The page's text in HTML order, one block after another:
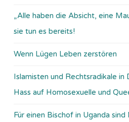
„Alle haben die Absicht, eine
sie tun es bereits!
Wenn Lügen Leben zerstören
Islamisten und Rechtsradikale in
Hass auf Homosexuelle und
Für einen Bischof in Uganda